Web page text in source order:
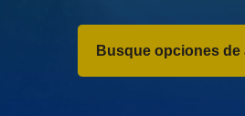
Busque opciones de